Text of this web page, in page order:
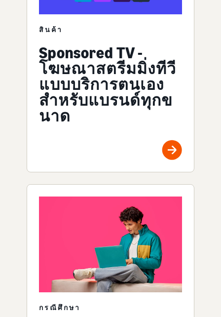
สินค้า
Sponsored TV -
โฆษณาสตรีมมิ่งทีวี
แบบบริการตนเอง
สำหรับแบรนด์ทุกข
นาด
กรณีศึกษา